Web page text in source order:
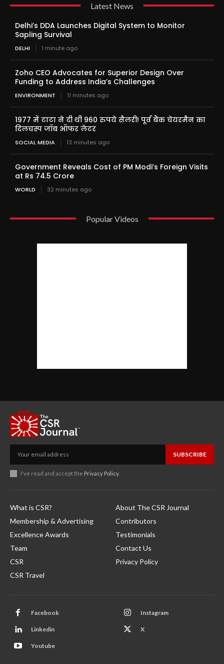
Latest News
Delhi’s DDA Launches Digital System to Monitor
Sapling Survival
DELHI 1 minute ago
Zoho CEO Advocates for Superior Design Over
Funding to Address India’s Challenges
ENVIRONMENT 11 minutes ago
1977 में टाटा ने दी थी 960 रुपये सैलरी! पूर्व बैंक चेयरमैन का
दिलचस्प जॉब ऑफर लेटर
SOCIAL MEDIA 13 minutes ago
Government Reveals Cost of PM Modi’s Foreign Visits
at Rs 74.5 Crore
WORLD 32 minutes ago
Popular Videos
SUBSCRIBE
I've read and accept the Privacy Policy.
What is CSR?
Membership & Advertising
Excellence Awards
Team
CSR
CSR Travel
About The CSR Journal
Contributors
Testimonials
Contact Us
Privacy Policy
Facebook Instagram
Linkedin X
Youtube